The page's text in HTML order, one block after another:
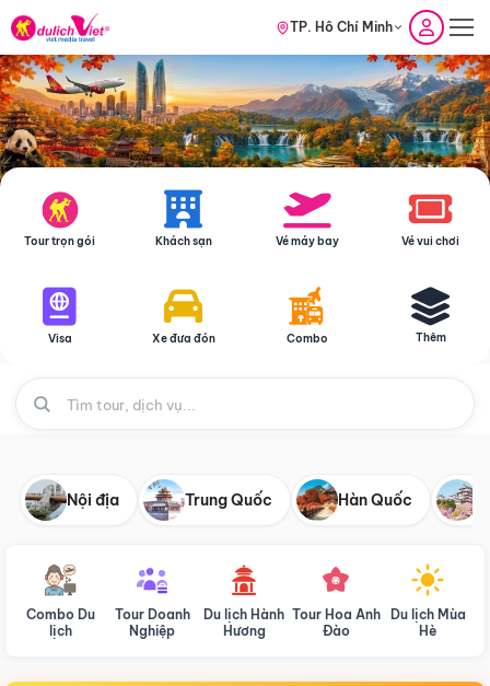
TP. Hồ Chí Minh
Tour trọn gói Khách sạn Vé máy bay Vé vui chơi
Visa Xe đưa đón Combo Thêm
Nội địa Trung Quốc Hàn Quốc
Combo Du
lịch
Tour Doanh
Nghiệp
Du lịch Hành
Hương
Tour Hoa Anh
Đào
Du lịch Mùa
Hè